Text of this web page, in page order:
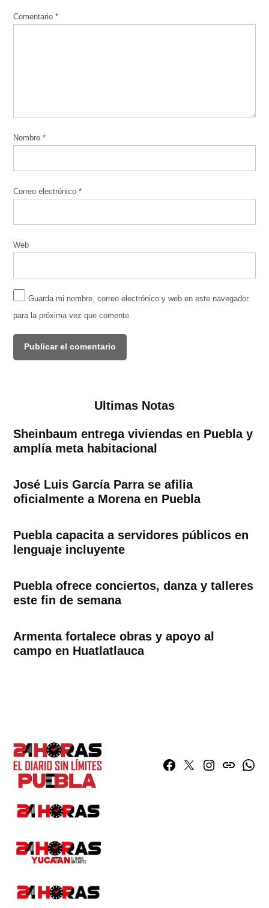
Comentario*
Nombre*
Correo electrónico*
Web
Guarda mi nombre, correo electrónico y web en este navegador
para la próxima vez que comente.
Ultimas Notas
Sheinbaum entrega viviendas en Puebla y
amplía meta habitacional
José Luis García Parra se afilia
oficialmente a Morena en Puebla
Puebla capacita a servidores públicos en
lenguaje incluyente
Puebla ofrece conciertos, danza y talleres
este fin de semana
Armenta fortalece obras y apoyo al
campo en Huatlatlauca
Facebook
TwitterInstagram
issuu